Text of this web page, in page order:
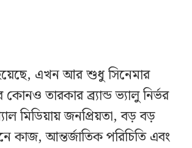
এখন আর শুধু সিনেমার
তারকার ব্র্যান্ড ভ্যালু নির্ভর
মিডিয়ায় জনপ্রিয়তা, বড় বড়
কাজ, আন্তর্জাতিক পরিচিতি এবং